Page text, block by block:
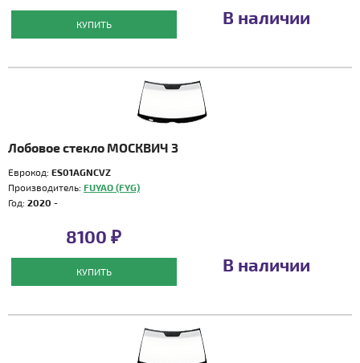
КУПИТЬ В наличии
Лобовое стекло МОСКВИЧ 3
Еврокод: ES01AGNCVZ
Производитель: FUYAO (FYG)
Год: 2020 -
8100 ₽
КУПИТЬ В наличии